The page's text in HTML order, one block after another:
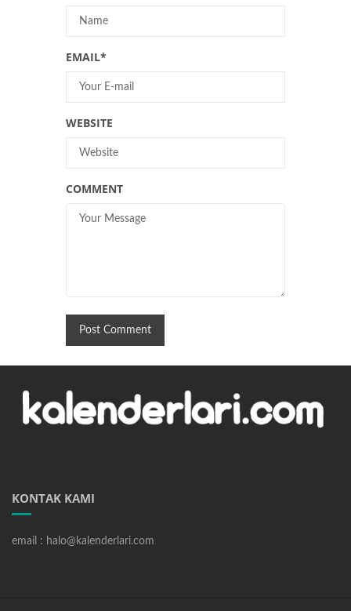
EMAIL*
WEBSITE
COMMENT
KONTAK KAMI
email : halo@kalenderlari.com